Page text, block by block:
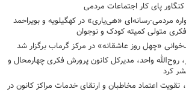
پای کار اجتماعات مردمی
مردمی-رسانه‌ای «هی‌یاری» در کهگیلویه و بویراحمد
متولی کمیته کودک و نوجوان
«چهل روز عاشقانه» در مرکز گرماب برگزار شد
روح‌الله واحد، مدیرکل کانون پرورش فکری چهارمحال و
کرد
تقویت اعتماد مخاطبان و ارتقای خدمات مراکز کانون در